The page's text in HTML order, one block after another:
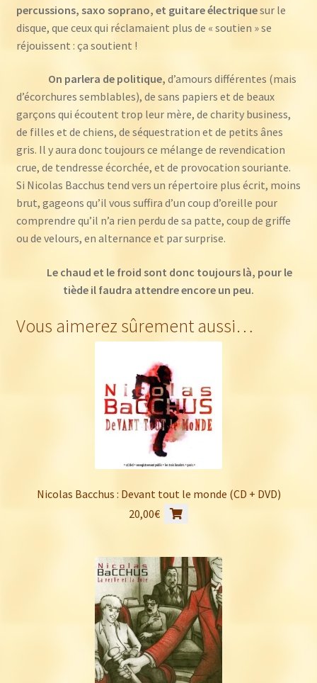
percussions, saxo soprano, et guitare électriquesur le
disque, que ceux qui réclamaient plus de « soutien » se
réjouissent : ça soutient !
On parlera de politique, d’amours différentes (mais
d’écorchures semblables), de sans papiers et de beaux
garçons qui écoutent trop leur mère, de charity business,
de filles et de chiens, de séquestration et de petits ânes
gris. Il y aura donc toujours ce mélange de revendication
crue, de tendresse écorchée, et de provocation souriante.
Si Nicolas Bacchus tend vers un répertoire plus écrit, moins
brut, gageons qu’il vous suffira d’un coup d’oreille pour
comprendre qu’il n’a rien perdu de sa patte, coup de griffe
ou de velours, en alternance et par surprise.
Le chaud et le froid sont donc toujours là, pour le
tiède il faudra attendre encore un peu.
Vous aimerez sûrement aussi…
Nicolas Bacchus : Devant tout le monde (CD + DVD)
20,00€